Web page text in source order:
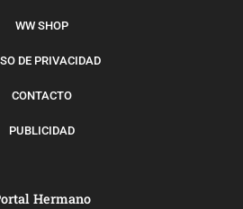
WW SHOP
DE PRIVACIDAD
CONTACTO
PUBLICIDAD
Hermano